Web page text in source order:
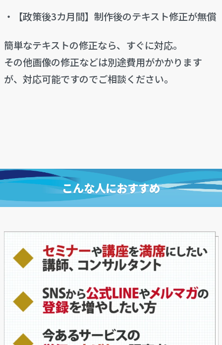
・【政策後3カ月間】制作後のテキスト修正が無償
簡単なテキストの修正なら、すぐに対応。
その他画像の修正などは別途費用がかかります
が、対応可能ですのでご相談ください。
こんな人におすすめ